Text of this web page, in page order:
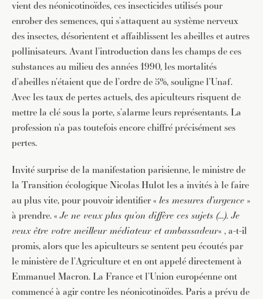
vient des néonicotinoïdes, ces insecticides utilisés pour
enrober des semences, qui s’attaquent au système nerveux
des insectes, désorientent et affaiblissent les abeilles et autres
pollinisateurs. Avant l’introduction dans les champs de ces
substances au milieu des années 1990, les mortalités
d’abeilles n’étaient que de l’ordre de 5%, souligne l’Unaf.
Avec les taux de pertes actuels, des apiculteurs risquent de
mettre la clé sous la porte, s’alarme leurs représentants. La
profession n’a pas toutefois encore chiffré précisément ses
pertes.
Invité surprise de la manifestation parisienne, le ministre de
la Transition écologique Nicolas Hulot les a invités à le faire
au plus vite, pour pouvoir identifier « les mesures d’urgence »
à prendre. «Je ne veux plus qu’on diffère ces sujets (…). Je
veux être votre meilleur médiateur et ambassadeur« , a-t-il
promis, alors que les apiculteurs se sentent peu écoutés par
le ministère de l’Agriculture et en ont appelé directement à
Emmanuel Macron. La France et l’Union européenne ont
commencé à agir contre les néonicotinoïdes. Paris a prévu de